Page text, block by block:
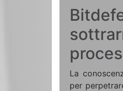
La
per